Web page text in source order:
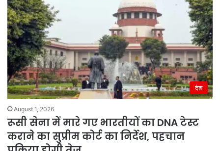
देश
August 1, 2026
रूसी सेना में मारे गए भारतीयों का DNA टेस्ट
कराने का सुप्रीम कोर्ट का निर्देश, पहचान